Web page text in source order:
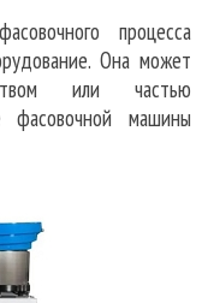
процесса
Она может
или частью
фасовочной машины